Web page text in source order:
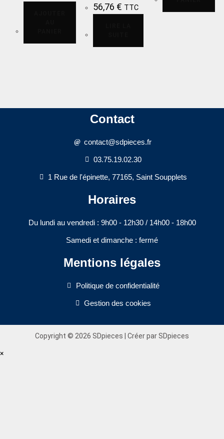
56,76 € TTC
Contact
contact@sdpieces.fr
03.75.19.02.30
1 Rue de l'épinette, 77165, Saint Soupplets
Horaires
Du lundi au vendredi : 9h00 - 12h30 / 14h00 - 18h00​
Samedi et dimanche : fermé
Mentions légales
Politique de confidentialité
Gestion des cookies
Copyright © 2026 SDpieces | Créer par SDpieces
×